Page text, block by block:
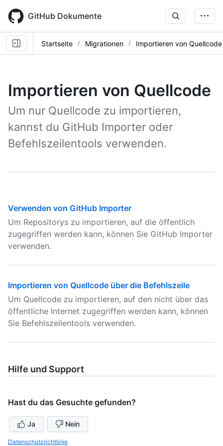
main
content
GitHub Dokumente
Startseite Migrationen Importieren von Quellcode
Importieren von Quellcode
Um nur Quellcode zu importieren,
kannst du GitHub Importer oder
Befehlszeilentools verwenden.
Verwenden von GitHub Importer
Um Repositorys zu importieren, auf die öffentlich
zugegriffen werden kann, können Sie GitHub Importer
verwenden.
Importieren von Quellcode über die Befehlszeile
Um Quellcode zu importieren, auf den nicht über das
öffentliche Internet zugegriffen werden kann, können
Sie Befehlszeilentools verwenden.
Hilfe und Support
Hast du das Gesuchte gefunden?
Ja Nein
Datenschutzrichtlinie